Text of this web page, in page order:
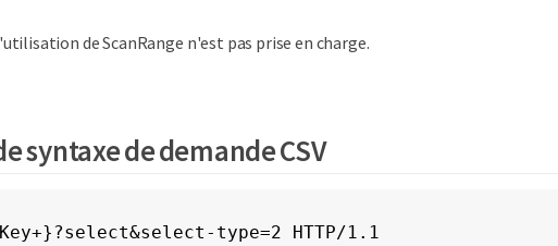
de ScanRange n'est pas prise en charge.
syntaxe de demande CSV
type=2 HTTP/1.1